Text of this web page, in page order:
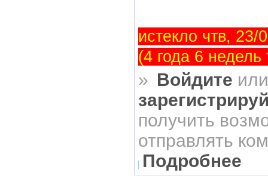
истекло чтв, 23/
(4 года 6
» Войдите
получить
отправлять
Подробнее